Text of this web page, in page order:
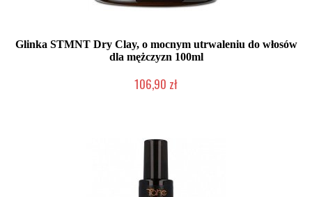
Glinka STMNT Dry Clay, o mocnym utrwaleniu do włosów
dla mężczyzn 100ml
106,90 zł